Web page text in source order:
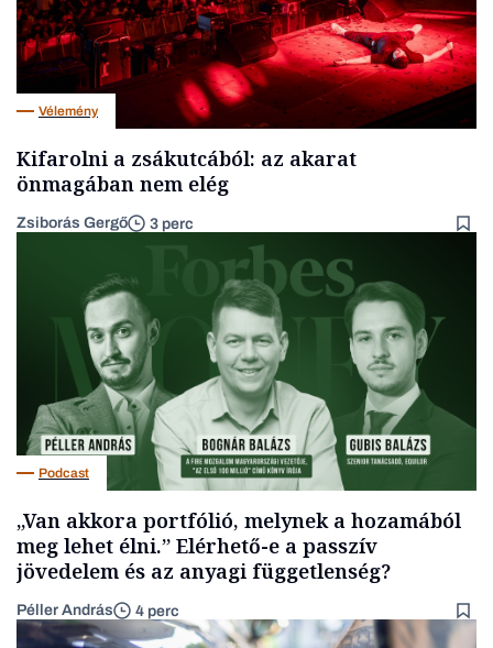
Vélemény
Kifarolni a zsákutcából: az akarat
önmagában nem elég
Zsiborás Gergő 3 perc
Podcast
„Van akkora portfólió, melynek a hozamából
meg lehet élni.” Elérhető-e a passzív
jövedelem és az anyagi függetlenség?
Péller András 4 perc